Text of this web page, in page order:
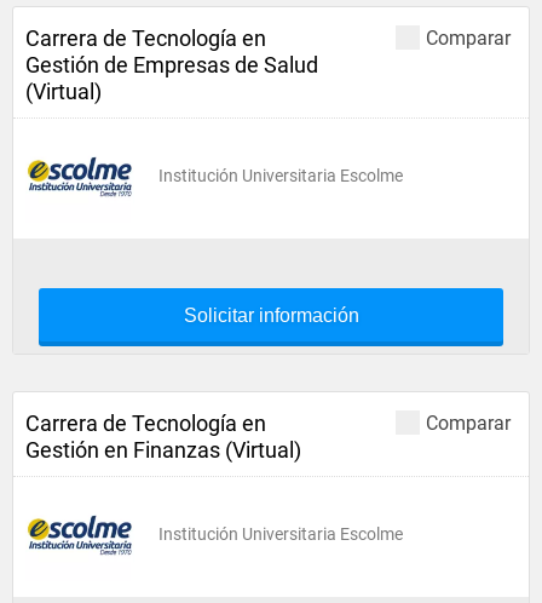
Comparar
Carrera de Tecnología en
Gestión de Empresas de Salud
(Virtual)
Institución Universitaria Escolme
Solicitar información
Comparar
Carrera de Tecnología en
Gestión en Finanzas (Virtual)
Institución Universitaria Escolme